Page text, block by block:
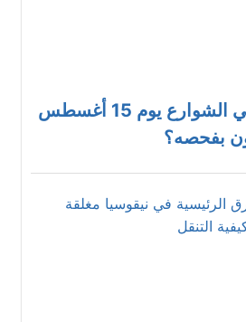
انتشار الشرطة في الشوارع يوم 15 أغسطس
بفحصه؟